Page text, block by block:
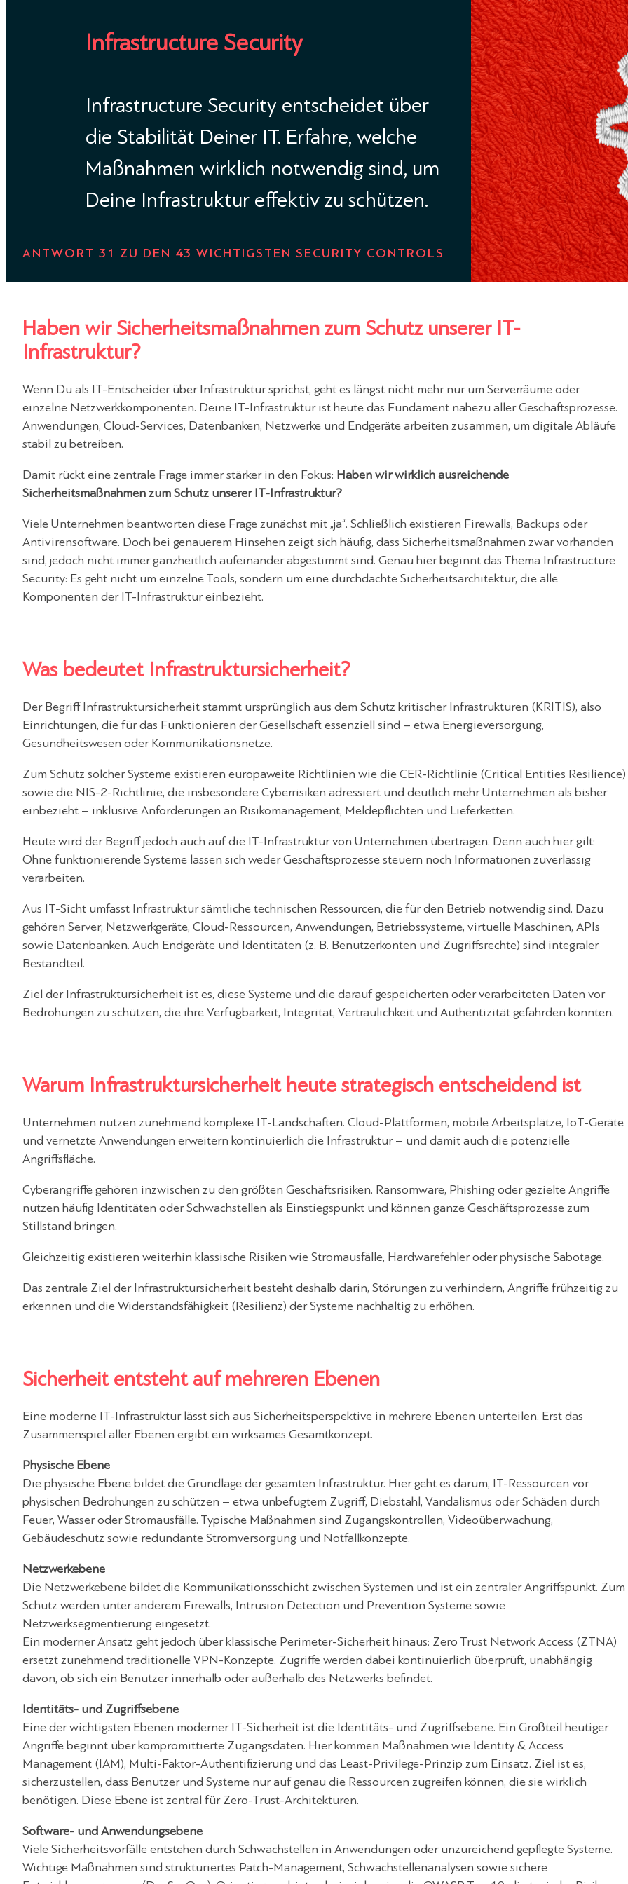
Infrastructure Security
Infrastructure Security entscheidet über
die Stabilität Deiner IT. Erfahre, welche
Maßnahmen wirklich notwendig sind, um
Deine Infrastruktur effektiv zu schützen.
ANTWORT 31 ZU DEN 43 WICHTIGSTEN SECURITY CONTROLS
Haben wir Sicherheitsmaßnahmen zum Schutz unserer IT-
Infrastruktur?
Wenn Du als IT-Entscheider über Infrastruktur sprichst, geht es längst nicht mehr nur um Serverräume oder
einzelne Netzwerkkomponenten. Deine IT-Infrastruktur ist heute das Fundament nahezu aller Geschäftsprozesse.
Anwendungen, Cloud-Services, Datenbanken, Netzwerke und Endgeräte arbeiten zusammen, um digitale Abläufe
stabil zu betreiben.
Damit rückt eine zentrale Frage immer stärker in den Fokus: Haben wir wirklich ausreichende
Sicherheitsmaßnahmen zum Schutz unserer IT-Infrastruktur?
Viele Unternehmen beantworten diese Frage zunächst mit „ja“. Schließlich existieren Firewalls, Backups oder
Antivirensoftware. Doch bei genauerem Hinsehen zeigt sich häufig, dass Sicherheitsmaßnahmen zwar vorhanden
sind, jedoch nicht immer ganzheitlich aufeinander abgestimmt sind. Genau hier beginnt das Thema Infrastructure
Security: Es geht nicht um einzelne Tools, sondern um eine durchdachte Sicherheitsarchitektur, die alle
Komponenten der IT-Infrastruktur einbezieht.
Was bedeutet Infrastruktursicherheit?
Der Begriff Infrastruktursicherheit stammt ursprünglich aus dem Schutz kritischer Infrastrukturen (KRITIS), also
Einrichtungen, die für das Funktionieren der Gesellschaft essenziell sind – etwa Energieversorgung,
Gesundheitswesen oder Kommunikationsnetze.
Zum Schutz solcher Systeme existieren europaweite Richtlinien wie die CER-Richtlinie (Critical Entities Resilience)
sowie die NIS-2-Richtlinie, die insbesondere Cyberrisiken adressiert und deutlich mehr Unternehmen als bisher
einbezieht – inklusive Anforderungen an Risikomanagement, Meldepflichten und Lieferketten.
Heute wird der Begriff jedoch auch auf die IT-Infrastruktur von Unternehmen übertragen. Denn auch hier gilt:
Ohne funktionierende Systeme lassen sich weder Geschäftsprozesse steuern noch Informationen zuverlässig
verarbeiten.
Aus IT-Sicht umfasst Infrastruktur sämtliche technischen Ressourcen, die für den Betrieb notwendig sind. Dazu
gehören Server, Netzwerkgeräte, Cloud-Ressourcen, Anwendungen, Betriebssysteme, virtuelle Maschinen, APIs
sowie Datenbanken. Auch Endgeräte und Identitäten (z. B. Benutzerkonten und Zugriffsrechte) sind integraler
Bestandteil.
Ziel der Infrastruktursicherheit ist es, diese Systeme und die darauf gespeicherten oder verarbeiteten Daten vor
Bedrohungen zu schützen, die ihre Verfügbarkeit, Integrität, Vertraulichkeit und Authentizität gefährden könnten.
Warum Infrastruktursicherheit heute strategisch entscheidend ist
Unternehmen nutzen zunehmend komplexe IT-Landschaften. Cloud-Plattformen, mobile Arbeitsplätze, IoT-Geräte
und vernetzte Anwendungen erweitern kontinuierlich die Infrastruktur – und damit auch die potenzielle
Angriffsfläche.
Cyberangriffe gehören inzwischen zu den größten Geschäftsrisiken. Ransomware, Phishing oder gezielte Angriffe
nutzen häufig Identitäten oder Schwachstellen als Einstiegspunkt und können ganze Geschäftsprozesse zum
Stillstand bringen.
Gleichzeitig existieren weiterhin klassische Risiken wie Stromausfälle, Hardwarefehler oder physische Sabotage.
Das zentrale Ziel der Infrastruktursicherheit besteht deshalb darin, Störungen zu verhindern, Angriffe frühzeitig zu
erkennen und die Widerstandsfähigkeit (Resilienz) der Systeme nachhaltig zu erhöhen.
Sicherheit entsteht auf mehreren Ebenen
Eine moderne IT-Infrastruktur lässt sich aus Sicherheitsperspektive in mehrere Ebenen unterteilen. Erst das
Zusammenspiel aller Ebenen ergibt ein wirksames Gesamtkonzept.
Physische Ebene
Die physische Ebene bildet die Grundlage der gesamten Infrastruktur. Hier geht es darum, IT-Ressourcen vor
physischen Bedrohungen zu schützen – etwa unbefugtem Zugriff, Diebstahl, Vandalismus oder Schäden durch
Feuer, Wasser oder Stromausfälle. Typische Maßnahmen sind Zugangskontrollen, Videoüberwachung,
Gebäudeschutz sowie redundante Stromversorgung und Notfallkonzepte.
Netzwerkebene
Die Netzwerkebene bildet die Kommunikationsschicht zwischen Systemen und ist ein zentraler Angriffspunkt. Zum
Schutz werden unter anderem Firewalls, Intrusion Detection und Prevention Systeme sowie
Netzwerksegmentierung eingesetzt.
Ein moderner Ansatz geht jedoch über klassische Perimeter-Sicherheit hinaus: Zero Trust Network Access (ZTNA)
ersetzt zunehmend traditionelle VPN-Konzepte. Zugriffe werden dabei kontinuierlich überprüft, unabhängig
davon, ob sich ein Benutzer innerhalb oder außerhalb des Netzwerks befindet.
Identitäts- und Zugriffsebene
Eine der wichtigsten Ebenen moderner IT-Sicherheit ist die Identitäts- und Zugriffsebene. Ein Großteil heutiger
Angriffe beginnt über kompromittierte Zugangsdaten. Hier kommen Maßnahmen wie Identity & Access
Management (IAM), Multi-Faktor-Authentifizierung und das Least-Privilege-Prinzip zum Einsatz. Ziel ist es,
sicherzustellen, dass Benutzer und Systeme nur auf genau die Ressourcen zugreifen können, die sie wirklich
benötigen. Diese Ebene ist zentral für Zero-Trust-Architekturen.
Software- und Anwendungsebene
Viele Sicherheitsvorfälle entstehen durch Schwachstellen in Anwendungen oder unzureichend gepflegte Systeme.
Wichtige Maßnahmen sind strukturiertes Patch-Management, Schwachstellenanalysen sowie sichere